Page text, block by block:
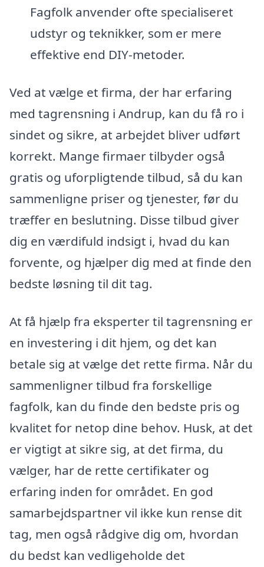
Fagfolk anvender ofte specialiseret
udstyr og teknikker, som er mere
effektive end DIY-metoder.
Ved at vælge et firma, der har erfaring
med tagrensning i Andrup, kan du få ro i
sindet og sikre, at arbejdet bliver udført
korrekt. Mange firmaer tilbyder også
gratis og uforpligtende tilbud, så du kan
sammenligne priser og tjenester, før du
træffer en beslutning. Disse tilbud giver
dig en værdifuld indsigt i, hvad du kan
forvente, og hjælper dig med at finde den
bedste løsning til dit tag.
At få hjælp fra eksperter til tagrensning er
en investering i dit hjem, og det kan
betale sig at vælge det rette firma. Når du
sammenligner tilbud fra forskellige
fagfolk, kan du finde den bedste pris og
kvalitet for netop dine behov. Husk, at det
er vigtigt at sikre sig, at det firma, du
vælger, har de rette certifikater og
erfaring inden for området. En god
samarbejdspartner vil ikke kun rense dit
tag, men også rådgive dig om, hvordan
du bedst kan vedligeholde det